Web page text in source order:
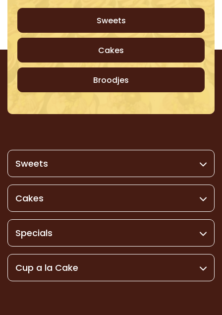
Sweets
Cakes
Broodjes
Sweets
Cakes
Specials
Cup a la Cake